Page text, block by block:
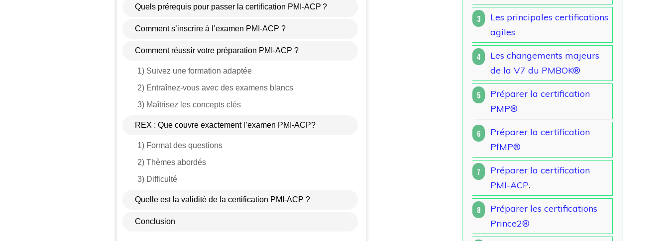
Quels prérequis pour passer la certification PMI-ACP ?
Comment s’inscrire à l’examen PMI-ACP ?
Comment réussir votre préparation PMI-ACP ?
1) Suivez une formation adaptée
2) Entraînez-vous avec des examens blancs
3) Maîtrisez les concepts clés
REX : Que couvre exactement l’examen PMI-ACP?
1) Format des questions
2) Thèmes abordés
3) Difficulté
Quelle est la validité de la certification PMI-ACP ?
Conclusion
3
Les principales certifications
agiles
4
Les changements majeurs
de la V7 du PMBOK®
5
Préparer la certification
PMP®
6
Préparer la certification
PfMP®
7
Préparer la certification
PMI-ACP.
8
Préparer les certifications
Prince2®